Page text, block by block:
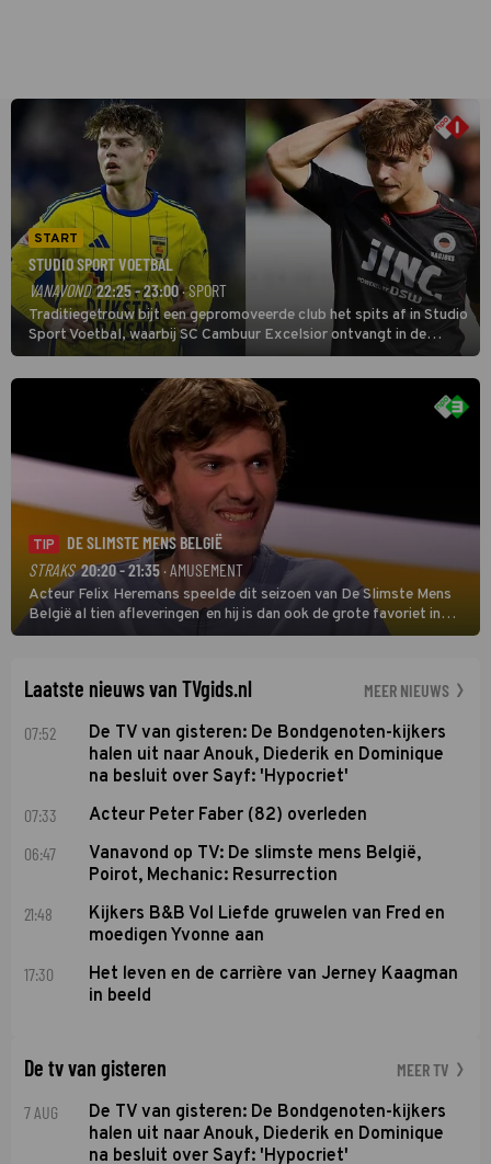
START
STUDIO SPORT VOETBAL
VANAVOND 22:25 - 23:00· SPORT
Traditiegetrouw bijt een gepromoveerde club het spits af in Studio
Sport Voetbal, waarbij SC Cambuur Excelsior ontvangt in de
eerste wedstrijd van het nieuwe Eredivisieseizoen. De nieuwe
oefenmeester is Johan Plat en hij wil aanvallend voetballen.
TIP
DE SLIMSTE MENS BELGIË
STRAKS 20:20 - 21:35· AMUSEMENT
Acteur Felix Heremans speelde dit seizoen van De Slimste Mens
België al tien afleveringen en hij is dan ook de grote favoriet in
deze seizoensfinale. En er is Nederlandse inbreng, want komiek
Laatste nieuws van TVgids.nl MEER NIEUWS
07:52
De TV van gisteren: De Bondgenoten-kijkers
halen uit naar Anouk, Diederik en Dominique
na besluit over Sayf: 'Hypocriet'
07:33 Acteur Peter Faber (82) overleden
06:47
Vanavond op TV: De slimste mens België,
Poirot, Mechanic: Resurrection
21:48
Kijkers B&B Vol Liefde gruwelen van Fred en
moedigen Yvonne aan
17:30
Het leven en de carrière van Jerney Kaagman
in beeld
De tv van gisteren MEER TV
7 AUG
De TV van gisteren: De Bondgenoten-kijkers
halen uit naar Anouk, Diederik en Dominique
na besluit over Sayf: 'Hypocriet'